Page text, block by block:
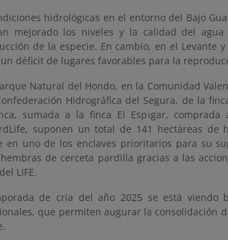
hidrológicas en el entorno del Bajo
mejorado los niveles y la calidad del
de la especie. En cambio, en el Levante
déficit de lugares favorables para la
Natural del Hondo, en la Comunidad
Hidrográfica del Segura, de la
sumada a la finca El Espigar, comprada
suponen un total de 141 hectáreas de
en uno de los enclaves prioritarios para su
de cerceta pardilla gracias a las
LIFE.
de cría del año 2025 se está viendo
que permiten augurar la consolidación